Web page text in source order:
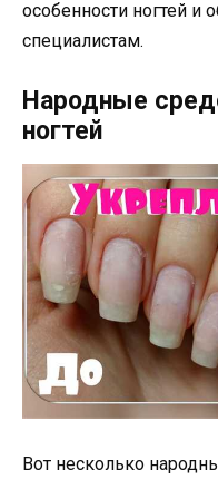
особенности ногтей и
специалистам.
Народные
ногтей
Вот несколько